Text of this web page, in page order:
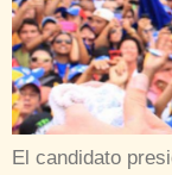
El candidato